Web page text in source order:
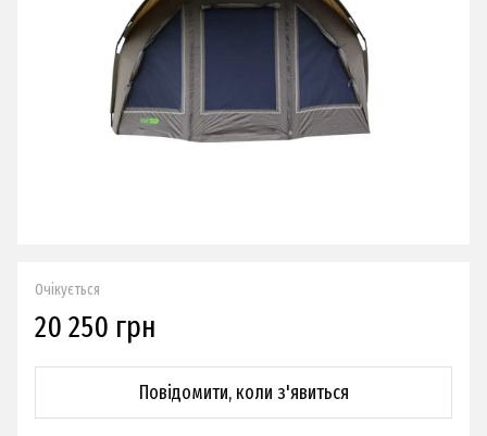
Очікується
20 250 грн
Повідомити, коли з'явиться